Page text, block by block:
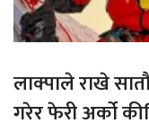
लाक्पाले राखे
गरेर फेरी अर्को